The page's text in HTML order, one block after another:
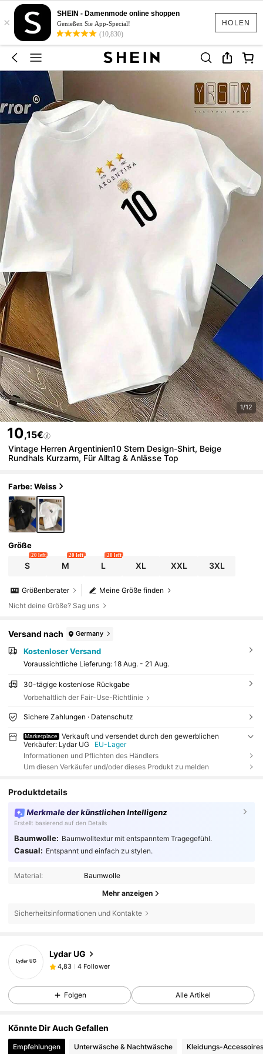
HOLEN
×
SHEIN - Damenmode online shoppen
Genießen Sie App-Special!
(10,830)
1/12
10,15€
Vintage Herren Argentinien10 Stern Design-Shirt, Beige
Rundhals Kurzarm, Für Alltag & Anlässe Top
Farbe: Weiss
Größe
S
20 left
M
20 left
L
20 left
XL XXL 3XL
Meine Größe finden
Größenberater
Nicht deine Größe? Sag uns
Versand nach Germany
Kostenloser Versand
Voraussichtliche Lieferung: 18 Aug. - 21 Aug.
30-tägige kostenlose Rückgabe
Vorbehaltlich der Fair-Use-Richtlinie
Sichere Zahlungen · Datenschutz
Marketplace
Verkauft und versendet durch den gewerblichen
Verkäufer: Lydar UG
EU-Lager
Informationen und Pflichten des Händlers
Um diesen Verkäufer und/oder dieses Produkt zu melden
Produktdetails
Merkmale der künstlichen Intelligenz
Erstellt basierend auf den Details
Baumwolle: Baumwolltextur mit entspanntem Tragegefühl.
Casual: Entspannt und einfach zu stylen.
Material: Baumwolle
Mehr anzeigen
Sicherheitsinformationen und Kontakte
Lydar UG
4,83
4 Follower
a***1 istVor 1 Tag
4,83 4 Follower
Folgen Alle Artikel
Könnte Dir Auch Gefallen
Empfehlungen Unterwäsche & Nachtwäsche Kleidungs-Accessoires